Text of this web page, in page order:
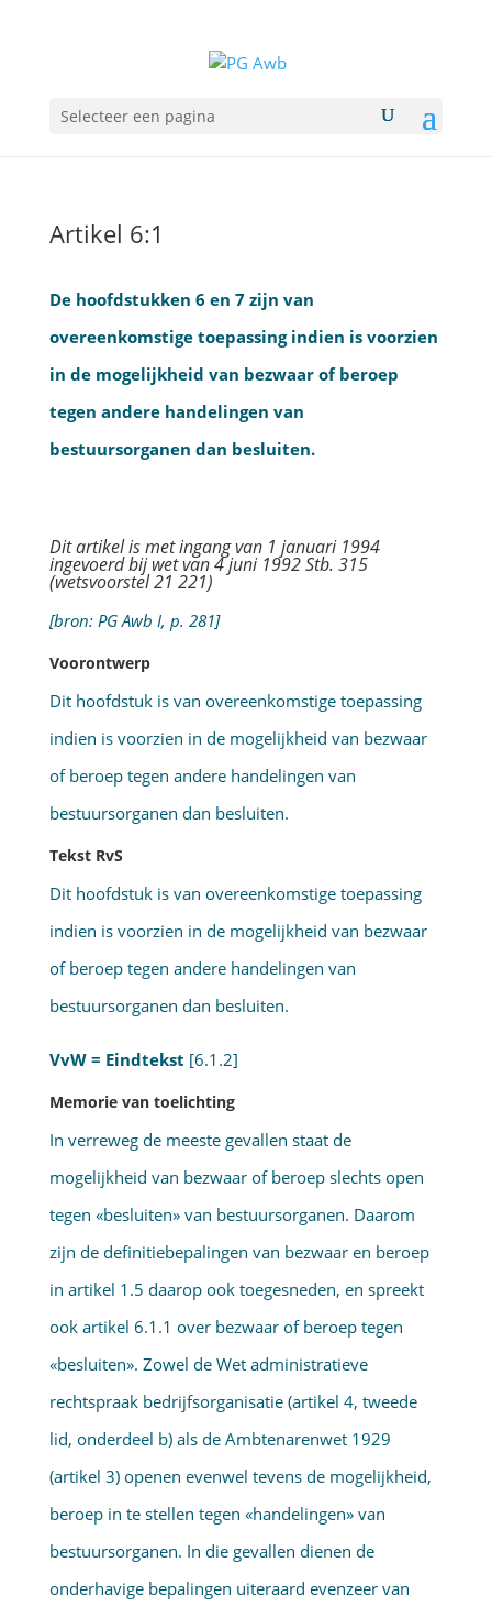
Selecteer een pagina
Artikel 6:1
De hoofdstukken 6 en 7 zijn van
overeenkomstige toepassing indien is voorzien
in de mogelijkheid van bezwaar of beroep
tegen andere handelingen van
bestuursorganen dan besluiten.
Dit artikel is met ingang van 1 januari 1994
ingevoerd bij wet van 4 juni 1992 Stb. 315
(wetsvoorstel 21 221)
[bron: PG Awb I, p. 281]
Voorontwerp
Dit hoofdstuk is van overeenkomstige toepassing
indien is voorzien in de mogelijkheid van bezwaar
of beroep tegen andere handelingen van
bestuursorganen dan besluiten.
Tekst RvS
Dit hoofdstuk is van overeenkomstige toepassing
indien is voorzien in de mogelijkheid van bezwaar
of beroep tegen andere handelingen van
bestuursorga­nen dan besluiten.
VvW = Eindtekst [6.1.2]
Memorie van toelichting
In verreweg de meeste gevallen staat de
mogelijkheid van bezwaar of beroep slechts open
tegen «besluiten» van bestuursorganen. Daarom
zijn de definitiebepalingen van bezwaar en beroep
in artikel 1.5 daarop ook toegesneden, en spreekt
ook artikel 6.1.1 over bezwaar of beroep tegen
«besluiten». Zowel de Wet administratieve
rechtspraak bedrijfsorgani­satie (artikel 4, tweede
lid, onderdeel b) als de Ambtenarenwet 1929
(artikel 3) openen evenwel tevens de mogelijkheid,
beroep in te stellen tegen «handelingen» van
bestuursorganen. In die gevallen dienen de
onderhavige bepalingen uiteraard evenzeer van